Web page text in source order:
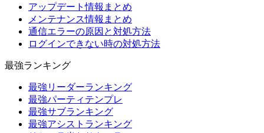
アップデート情報まとめ
メンテナンス情報まとめ
通信エラーの原因と対処方法
ログインできない時の対処方法
最強ランキング
最強リーダーランキング
最強パーティテンプレ
最強サブランキング
最強アシストランキング